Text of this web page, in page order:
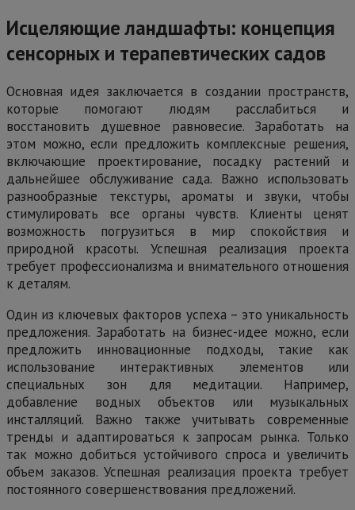
Исцеляющие ландшафты: концепция
сенсорных и терапевтических садов
Основная идея заключается в создании пространств,
которые помогают людям расслабиться и
восстановить душевное равновесие. Заработать на
этом можно, если предложить комплексные решения,
включающие проектирование, посадку растений и
дальнейшее обслуживание сада. Важно использовать
разнообразные текстуры, ароматы и звуки, чтобы
стимулировать все органы чувств. Клиенты ценят
возможность погрузиться в мир спокойствия и
природной красоты. Успешная реализация проекта
требует профессионализма и внимательного отношения
к деталям.
Один из ключевых факторов успеха – это уникальность
предложения. Заработать на бизнес-идее можно, если
предложить инновационные подходы, такие как
использование интерактивных элементов или
специальных зон для медитации. Например,
добавление водных объектов или музыкальных
инсталляций. Важно также учитывать современные
тренды и адаптироваться к запросам рынка. Только
так можно добиться устойчивого спроса и увеличить
объем заказов. Успешная реализация проекта требует
постоянного совершенствования предложений.